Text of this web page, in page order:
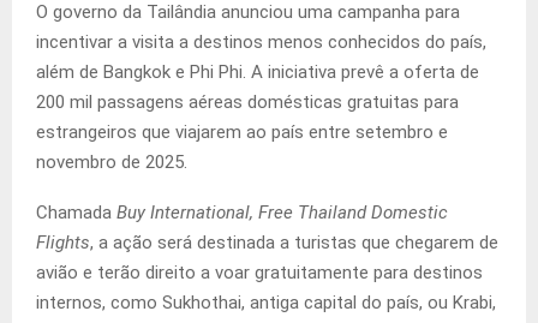
O governo da Tailândia anunciou uma campanha para
incentivar a visita a destinos menos conhecidos do país,
além de Bangkok e Phi Phi. A iniciativa prevê a oferta de
200 mil passagens aéreas domésticas gratuitas para
estrangeiros que viajarem ao país entre setembro e
novembro de 2025.
Chamada Buy International, Free Thailand Domestic
Flights, a ação será destinada a turistas que chegarem de
avião e terão direito a voar gratuitamente para destinos
internos, como Sukhothai, antiga capital do país, ou Krabi,